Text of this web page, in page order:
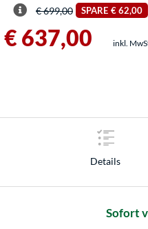
€ 699,00 SPARE € 62,00
€ 637,00 inkl.
Details
Sofort